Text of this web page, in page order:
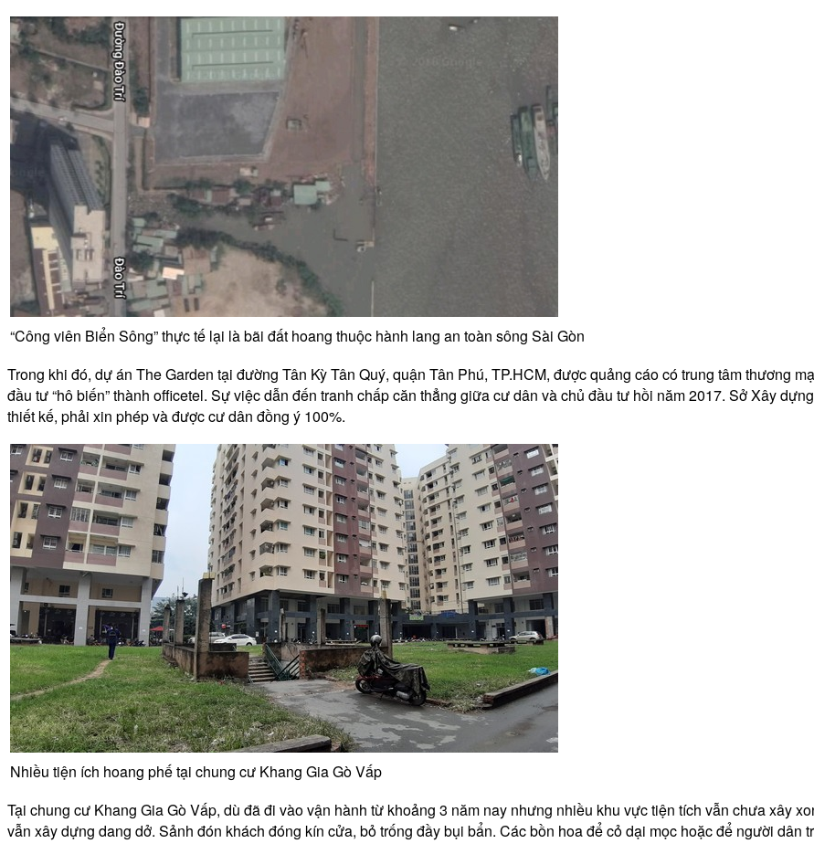
“Công viên Biển Sông” thực tế lại là bãi đất hoang thuộc hành lang an toàn sông Sài Gòn
Trong khi đó, dự án The Garden tại đường Tân Kỳ Tân Quý, quận Tân Phú, TP.HCM, được quảng cáo có trung tâm thương
đầu tư “hô biến” thành officetel. Sự việc dẫn đến tranh chấp căn thẳng giữa cư dân và chủ đầu tư hồi năm 2017. Sở Xây
thiết kế, phải xin phép và được cư dân đồng ý 100%.
Nhiều tiện ích hoang phế tại chung cư Khang Gia Gò Vấp
Tại chung cư Khang Gia Gò Vấp, dù đã đi vào vận hành từ khoảng 3 năm nay nhưng nhiều khu vực tiện tích vẫn chưa xây
vẫn xây dựng dang dở. Sảnh đón khách đóng kín cửa, bỏ trống đầy bụi bẩn. Các bồn hoa để cỏ dại mọc hoặc để người dân